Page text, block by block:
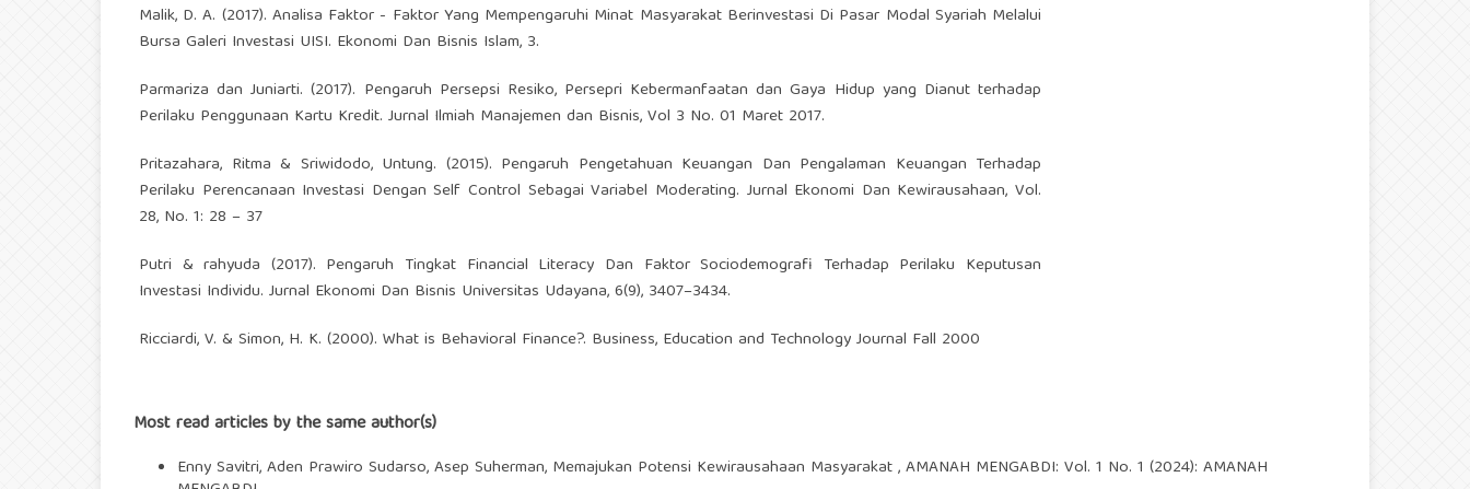
Malik, D. A. (2017). Analisa Faktor - Faktor Yang Mempengaruhi Minat Masyarakat Berinvestasi Di Pasar Modal Syariah Melalui
Bursa Galeri Investasi UISI. Ekonomi Dan Bisnis Islam, 3.
Parmariza dan Juniarti. (2017). Pengaruh Persepsi Resiko, Persepri Kebermanfaatan dan Gaya Hidup yang Dianut terhadap
Perilaku Penggunaan Kartu Kredit. Jurnal Ilmiah Manajemen dan Bisnis, Vol 3 No. 01 Maret 2017.
Pritazahara, Ritma & Sriwidodo, Untung. (2015). Pengaruh Pengetahuan Keuangan Dan Pengalaman Keuangan Terhadap
Perilaku Perencanaan Investasi Dengan Self Control Sebagai Variabel Moderating. Jurnal Ekonomi Dan Kewirausahaan, Vol.
28, No. 1: 28 – 37
Putri & rahyuda (2017). Pengaruh Tingkat Financial Literacy Dan Faktor Sociodemografi Terhadap Perilaku Keputusan
Investasi Individu. Jurnal Ekonomi Dan Bisnis Universitas Udayana, 6(9), 3407–3434.
Ricciardi, V. & Simon, H. K. (2000). What is Behavioral Finance?. Business, Education and Technology Journal Fall 2000
Most read articles by the same author(s)
Enny Savitri, Aden Prawiro Sudarso, Asep Suherman, Memajukan Potensi Kewirausahaan Masyarakat,AMANAH MENGABDI: Vol. 1 No. 1 (2024): AMANAH